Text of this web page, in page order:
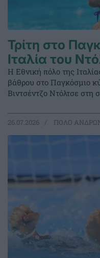
Τρίτη στο
Ιταλία του
Η Εθνική πόλο της
βάθρου στο Παγκόσμιο
Βιντσέντζο Ντόλτσε στη
26.07.2026 ΠΟΛΟ